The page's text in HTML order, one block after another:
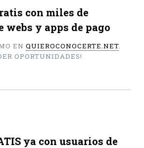
con miles de
webs y apps de pago
EN QUIEROCONOCERTE.NET.
OPORTUNIDADES!
ya con usuarios de